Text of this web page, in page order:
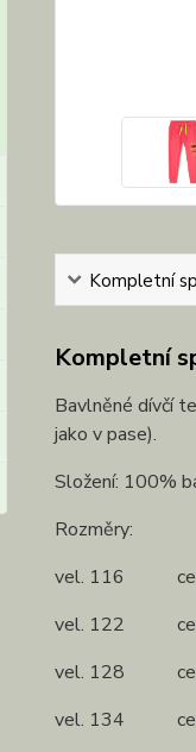
Kompletní
Kompletní
Bavlněné dívčí
jako v pase).
Složení: 100%
Rozměry:
vel. 116
vel. 122
vel. 128
vel. 134